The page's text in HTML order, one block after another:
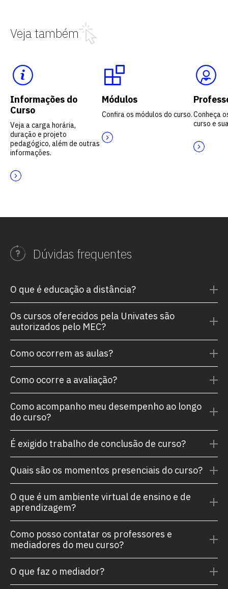
Veja também
Informações do
Curso
Veja a carga horária,
duração e projeto
pedagógico, além de outras
informações.
Módulos
Confira os módulos do curso.Conheça
curso e
Dúvidas frequentes
O que é educação a distância?
Os cursos oferecidos pela Univates são
autorizados pelo MEC?
Como ocorrem as aulas?
Como ocorre a avaliação?
Como acompanho meu desempenho ao longo
do curso?
É exigido trabalho de conclusão de curso?
Quais são os momentos presenciais do curso?
O que é um ambiente virtual de ensino e de
aprendizagem?
Como posso contatar os professores e
mediadores do meu curso?
O que faz o mediador?